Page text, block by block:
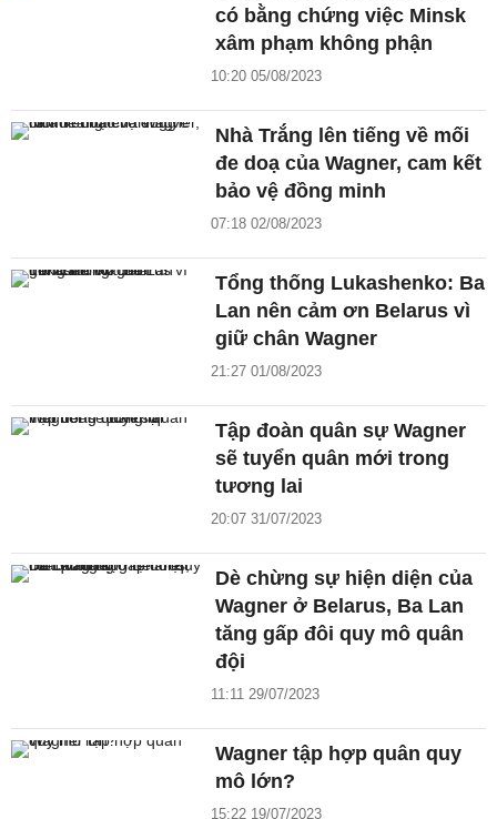
có bằng chứng việc Minsk
xâm phạm không phận
10:20 05/08/2023
Nhà Trắng lên tiếng về mối
đe doạ của Wagner, cam kết
bảo vệ đồng minh
07:18 02/08/2023
Tổng thống Lukashenko: Ba
Lan nên cảm ơn Belarus vì
giữ chân Wagner
21:27 01/08/2023
Tập đoàn quân sự Wagner
sẽ tuyển quân mới trong
tương lai
20:07 31/07/2023
Dè chừng sự hiện diện của
Wagner ở Belarus, Ba Lan
tăng gấp đôi quy mô quân
đội
11:11 29/07/2023
Wagner tập hợp quân quy
mô lớn?
15:22 19/07/2023